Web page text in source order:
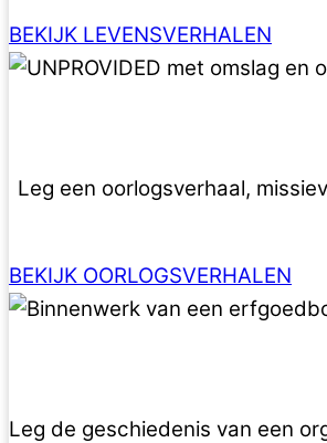
BEKIJK LEVENSVERHALEN
Leg een oorlogsverhaal,
BEKIJK OORLOGSVERHALEN
Leg de geschiedenis van een